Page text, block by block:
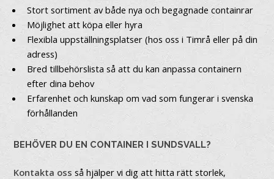
Stort sortiment av både nya och begagnade containrar
Möjlighet att köpa eller hyra
Flexibla uppställningsplatser (hos oss i Timrå eller på din
adress)
Bred tillbehörslista så att du kan anpassa containern
efter dina behov
Erfarenhet och kunskap om vad som fungerar i svenska
förhållanden
BEHÖVER DU EN CONTAINER I SUNDSVALL?
Kontakta oss så hjälper vi dig att hitta rätt storlek,